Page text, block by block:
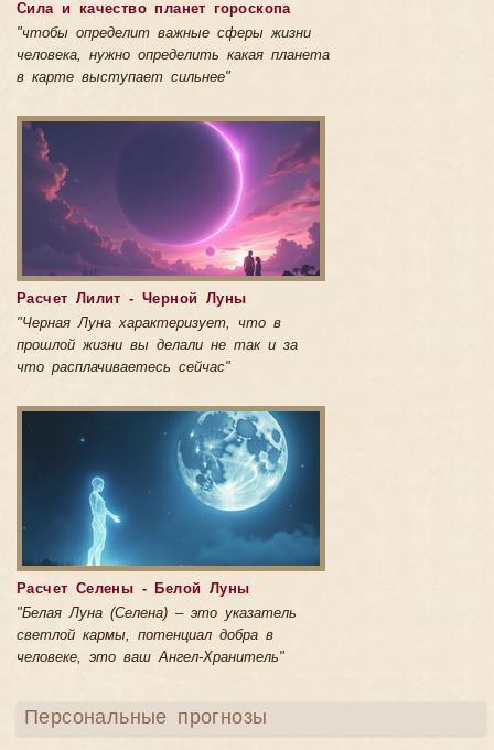
Сила и качество планет гороскопа
"чтобы определит важные сферы жизни
человека, нужно определить какая планета
в карте выступает сильнее"
Расчет Лилит - Черной Луны
"Черная Луна характеризует, что в
прошлой жизни вы делали не так и за
что расплачиваетесь сейчас"
Расчет Селены - Белой Луны
"Белая Луна (Селена) – это указатель
светлой кармы, потенциал добра в
человеке, это ваш Ангел-Хранитель"
Персональные прогнозы